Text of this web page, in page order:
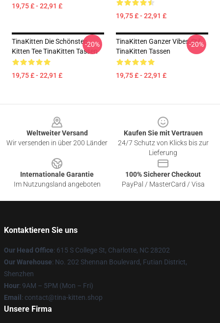
19,75 £ - 22,91 £
19,75 £ - 22,91 £
TinaKitten Die Schönsten
Kitten Tee TinaKitten Tassen
19,75 £ - 22,91 £
-20%
TinaKitten Ganzer Vibes-Stil
TinaKitten Tassen
19,75 £ - 22,91 £
-20%
Weltweiter Versand
Wir versenden in über 200 Länder
Kaufen Sie mit Vertrauen
24/7 Schutz von Klicks bis zur
Lieferung
Internationale Garantie
Im Nutzungsland angeboten
100% Sicherer Checkout
PayPal / MasterCard / Visa
Kontaktieren Sie uns
Our Head Office: 615 S College St, Charlotte, NC 28202
Our Warehouse: No. 202 Shennan Boulevard, Futian District,
Shenzhen
Hour: 9AM – 5PM (Mon – Fri)
Email : contact@tina-kitten.shop
Unsere Firma